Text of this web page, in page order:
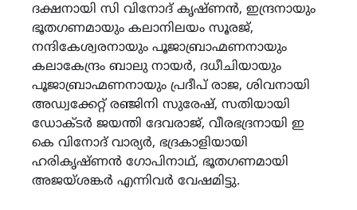
ദക്ഷനായി സി വിനോദ് കൃഷ്ണൻ, ഇന്ദ്രനായും
ഭൂതഗണമായും കലാനിലയം സൂരജ്,
നന്ദികേശ്വരനായും പൂജാബ്രാഹ്മണനായും
കലാകേന്ദ്രം ബാലു നായർ, ദധീചിയായും
പൂജാബ്രാഹ്മണനായും പ്രദീപ് രാജ, ശിവനായി
അഡ്വക്കേറ്റ് രഞ്ജിനി സുരേഷ്, സതിയായി
ഡോക്ടർ ജയന്തി ദേവരാജ്, വീരഭദ്രനായി ഇ
കെ വിനോദ് വാര്യർ, ഭദ്രകാളിയായി
ഹരികൃഷ്ണൻ ഗോപിനാഥ്, ഭൂതഗണമായി
അജയ്ശങ്കർ എന്നിവർ വേഷമിട്ടു.